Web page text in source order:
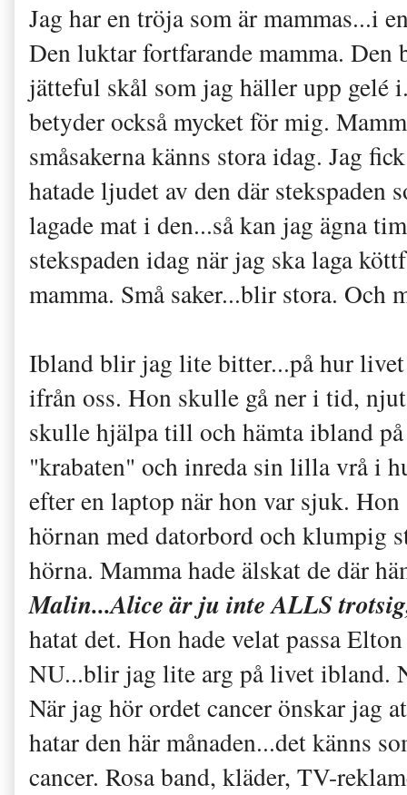
Jag har en tröja som är mammas...i
Den luktar fortfarande mamma. Den
jätteful skål som jag häller upp gelé
betyder också mycket för mig.
småsakerna känns stora idag. Jag
hatade ljudet av den där stekspaden
lagade mat i den...så kan jag ägna
stekspaden idag när jag ska laga
mamma. Små saker...blir stora. Och
Ibland blir jag lite bitter...på hur
ifrån oss. Hon skulle gå ner i tid,
skulle hjälpa till och hämta ibland
"krabaten" och inreda sin lilla vrå i
efter en laptop när hon var sjuk.
hörnan med datorbord och klumpig
hörna. Mamma hade älskat de där
Malin...Alice är ju inte ALLS
hatat det. Hon hade velat passa
NU...blir jag lite arg på livet ibland.
När jag hör ordet cancer önskar jag
hatar den här månaden...det känns
cancer. Rosa band, kläder, TV-